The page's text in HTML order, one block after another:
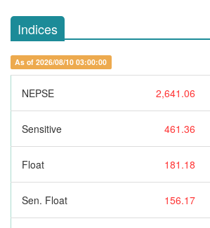
Indices
As of 2026/08/10 03:00:00
NEPSE 2,641.06
Sensitive 461.36
Float 181.18
Sen. Float 156.17